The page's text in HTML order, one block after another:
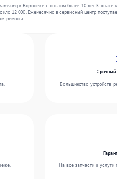
в Воронеже с опытом более 10 лет. В
12 000. Ежемесячно в сервисный центр
ремонта.
Срочный
Большинство устройств
На все запчасти и